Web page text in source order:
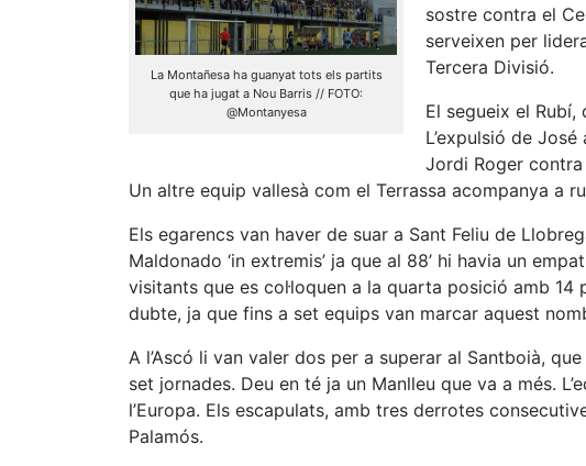
La Montañesa ha guanyat tots els partits
que ha jugat a Nou Barris // FOTO:
@Montanyesa
sostre contra el
serveixen per
Tercera Divisió.
El segueix el
L’expulsió de
Jordi Roger contra
Un altre equip vallesà com el Terrassa acompanya a
Els egarencs van haver de suar a Sant Feliu de
Maldonado ‘in extremis’ ja que al 88’ hi havia un
visitants que es col·loquen a la quarta posició amb 14
dubte, ja que fins a set equips van marcar aquest
A l’Ascó li van valer dos per a superar al Santboià,
set jornades. Deu en té ja un Manlleu que va a més.
l’Europa. Els escapulats, amb tres derrotes
Palamós.